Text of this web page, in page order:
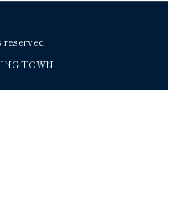
reserved
TOWN